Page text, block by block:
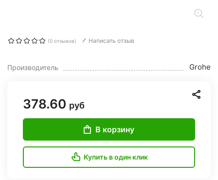
(0 отзывов) Написать отзыв
Производитель Grohe
378.60 руб
В корзину
Купить в один клик